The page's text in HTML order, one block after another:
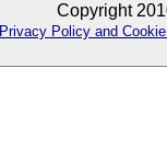
Copyright
Privacy Policy and